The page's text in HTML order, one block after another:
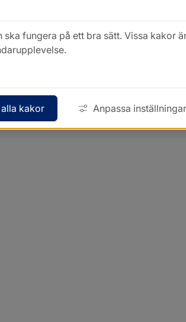
fungera på ett bra sätt. Vissa kakor
kakor Anpassa inställningar